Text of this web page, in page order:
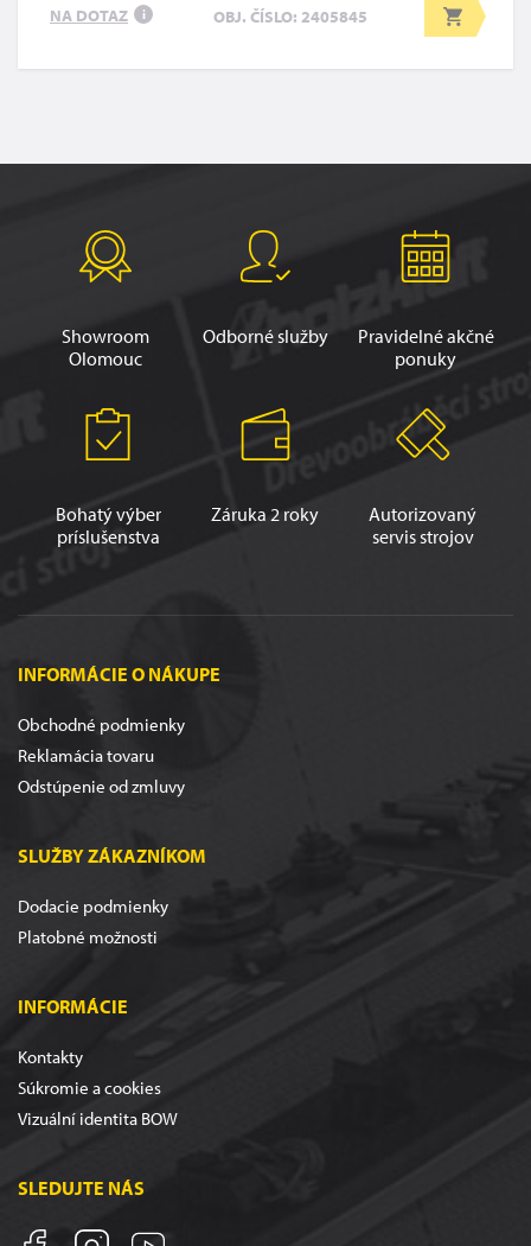
NA DOTAZ i OBJ. ČÍSLO: 2405845
Showroom
Olomouc
Odborné služby
Pravidelné akčné
ponuky
Bohatý výber
príslušenstva
Záruka 2 roky
Autorizovaný
servis strojov
INFORMÁCIE O NÁKUPE
Obchodné podmienky
Reklamácia tovaru
Odstúpenie od zmluvy
SLUŽBY ZÁKAZNÍKOM
Dodacie podmienky
Platobné možnosti
INFORMÁCIE
Kontakty
Súkromie a cookies
Vizuální identita BOW
SLEDUJTE NÁS